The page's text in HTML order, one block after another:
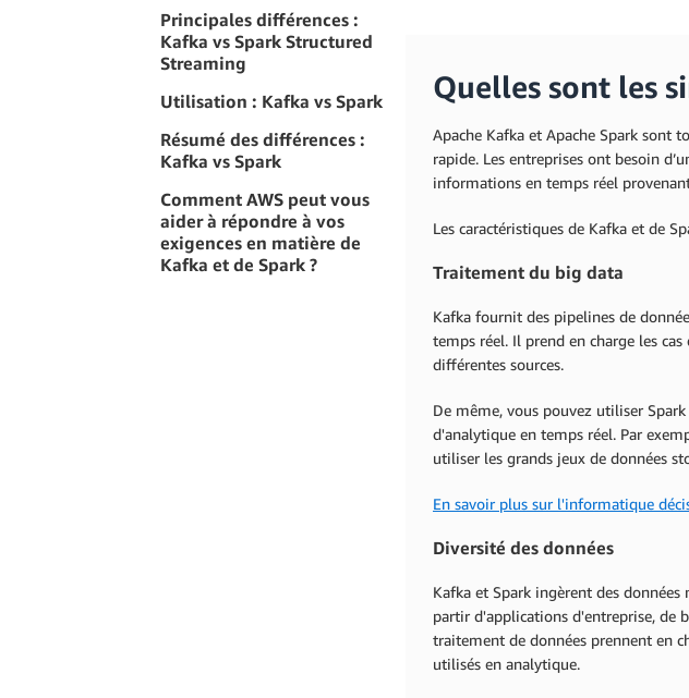
Principales différences :
Kafka vs Spark Structured
Streaming
Utilisation : Kafka vs Spark
Résumé des différences :
Kafka vs Spark
Comment AWS peut vous
aider à répondre à vos
exigences en matière de
Kafka et de Spark ?
Quelles sont les
Apache Kafka et Apache Spark sont
rapide. Les entreprises ont besoin
informations en temps réel
Les caractéristiques de Kafka et de
Traitement du big data
Kafka fournit des pipelines de
temps réel. Il prend en charge les
différentes sources.
De même, vous pouvez utiliser
d'analytique en temps réel. Par
utiliser les grands jeux de données
En savoir plus sur l'informatique
Diversité des données
Kafka et Spark ingèrent des
partir d'applications d'entreprise, de
traitement de données prennent en
utilisés en analytique.